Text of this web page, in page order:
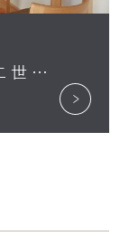
共有スペースでつながる 二世帯と１匹のわが家